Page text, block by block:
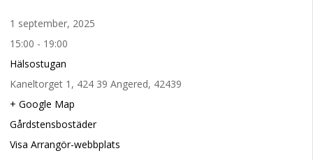
1 september, 2025
15:00 - 19:00
Hälsostugan
Kaneltorget 1, 424 39 Angered, 42439
+ Google Map
Gårdstensbostäder
Visa Arrangör-webbplats